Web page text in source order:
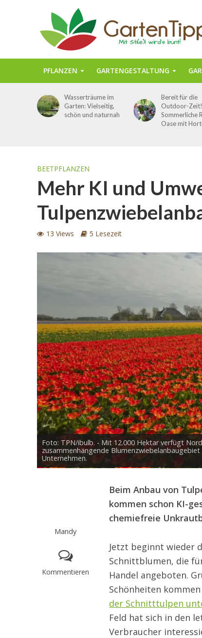
PFLANZEN GARTENGESTALTUNG
Wasserträume im
Garten: Vielseitig,
schön und naturnah
Bereit für die
Outdoor-Zeit!
Sommerliche
Oase mit
BEETPFLANZEN
Mehr KI und
13 Views 5 Lesezeit
Foto: TPN/ibulb. - Mit 12.000 Hektar verfügt
zusammenhängende
Unternehmen.
Mandy
Kommentieren
Beim Anbau von
kommen schon KI-
chemiefreie
Jetzt beginnt wieder
Schnittblumen, die
Handel angeboten.
Schönheiten
der Schnitttulpen
Feld hat sich in den
Verbraucher